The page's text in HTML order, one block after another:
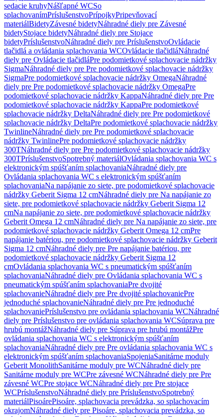
sedacie kruhyNášľapné WCSo
splachovanímPríslušenstvoPrípojkyPripevňovací
materiálBidetyZávesné bidetyNáhradné diely pre Závesné
bidetyStojace bidetyNáhradné diely pre Stojace
bidetyPríslušenstvoNáhradné diely pre PríslušenstvoOvládacie
tlačidlá a ovládania splachovania WCOvládacie tlačidláNáhradné
diely pre Ovládacie tlačidláPre podomietkové splachovacie nádržky
SigmaNáhradné diely pre Pre podomietkové splachovacie nádržky
SigmaPre podomietkové splachovacie nádržky OmegaNáhradné
diely pre Pre podomietkové splachovacie nádržky OmegaPre
podomietkové splachovacie nádržky KappaNáhradné diely pre Pre
podomietkové splachovacie nádržky KappaPre podomietkové
splachovacie nádržky DeltaNáhradné diely pre Pre podomietkové
splachovacie nádržky DeltaPre podomietkové splachovacie nádržky
TwinlineNáhradné diely pre Pre podomietkové splachovacie
nádržky TwinlinePre podomietkové splachovacie nádržky
300TNáhradné diely pre Pre podomietkové splachovacie nádržky
300TPríslušenstvoSpotrebný materiálOvládania splachovania WC s
elektronickým spúšťaním splachovaniaNáhradné diely pre
Ovládania splachovania WC s elektronickým spúšťaním
splachovaniaNa napájanie zo siete, pre podomietkové splachovacie
nádržky Geberit Sigma 12 cmNáhradné diely pre Na napájanie zo
siete, pre podomietkové splachovacie nádržky Geberit Sigma 12
cmNa napájanie zo siete, pre podomietkové splachovacie nádržky
Geberit Omega 12 cmNáhradné diely pre Na napájanie zo siete, pre
podomietkové splachovacie nádržky Geberit Omega 12 cmPre
napájanie batériou, pre podomietkové splachovacie nádržky Geberit
Sigma 12 cmNáhradné diely pre Pre napájanie batériou, pre
podomietkové splachovacie nádržky Geberit Sigma 12
cmOvládania splachovania WC s pneumatickým spúšťaním
splachovaniaNáhradné diely pre Ovládania splachovania WC s
pneumatickým spúšťaním splachovaniaPre dvojité
splachovanieNáhradné diely pre Pre dvojité splachovaniePre
jednoduché splachovanieNáhradné diely pre Pre jednoduché
splachovaniePríslušenstvo pre ovládania splachovania WCNáhradné
diely pre Príslušenstvo pre ovládania splachovania WCSúprava pre
hrubú montážNáhradné diely pre Súprava pre hrubú montážPre
ovládania splachovania WC s elektronickým spúšťaním
splachovaniaNáhradné diely pre Pre ovládania splachovania WC s
elektronickým spúšťaním splachovaniaSpojeniaSanitárne moduly
Geberit MonolithSanitárne moduly pre WCNáhradné diely pre
Sanitárne moduly pre WCPre závesné WCNáhradné diely pre Pre
závesné WCPre stojace WCNáhradné diely pre Pre stojace
WCPríslušenstvoNáhradné diely pre PríslušenstvoSpotrebný
materiálPisoárePisoáre, splachovacia prevádzka, so splachovacím
okrajomNáhradné diely pre Pisoáre, splachovacia prevádzka, so